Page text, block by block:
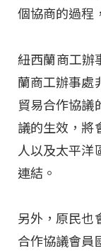
個協商的過程
紐西蘭商工辦
蘭商工辦事處
貿易合作協議
議的生效，將
人以及太平洋
連結。
另外，原民也
合作協議會員